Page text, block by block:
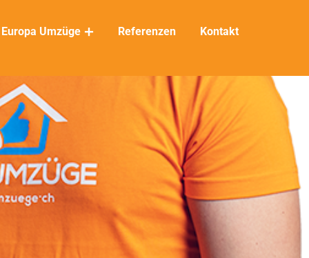
Europa Umzüge Referenzen Kontakt